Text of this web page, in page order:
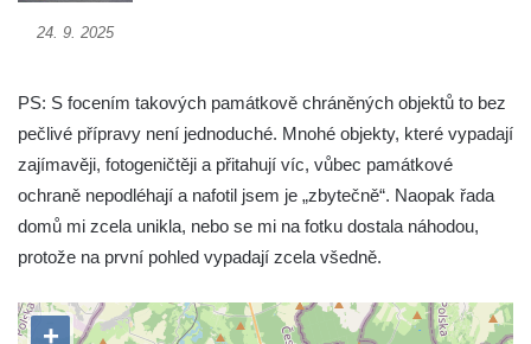
Dům čp. 2 v Semilech (sídlo Muzea a
Obecní dům v Semilech
Pila U Lišáka u Rabštejna nad Střelou
Bývalá fara v Pražské ulici v Bochově
Robert Fuchs, papírna v České Kamenici
24. 9. 2025
PS: S focením takových památkově chráněných objektů to bez
pečlivé přípravy není jednoduché. Mnohé objekty, které vypadají
zajímavěji, fotogeničtěji a přitahují víc, vůbec památkové
ochraně nepodléhají a nafotil jsem je „zbytečně“. Naopak řada
domů mi zcela unikla, nebo se mi na fotku dostala náhodou,
protože na první pohled vypadají zcela všedně.